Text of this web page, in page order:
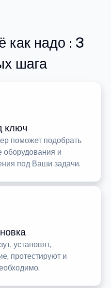
как надо : 3
шага
ключ
поможет подобрать
оборудования и
под Ваши задачи.
установят,
протестируют и